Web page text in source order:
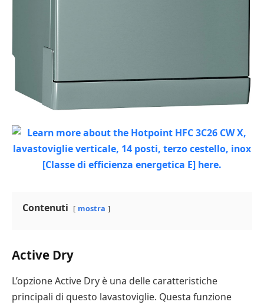
Contenuti mostra
Active Dry
L’opzione Active Dry è una delle caratteristiche
principali di questo lavastoviglie. Questa funzione